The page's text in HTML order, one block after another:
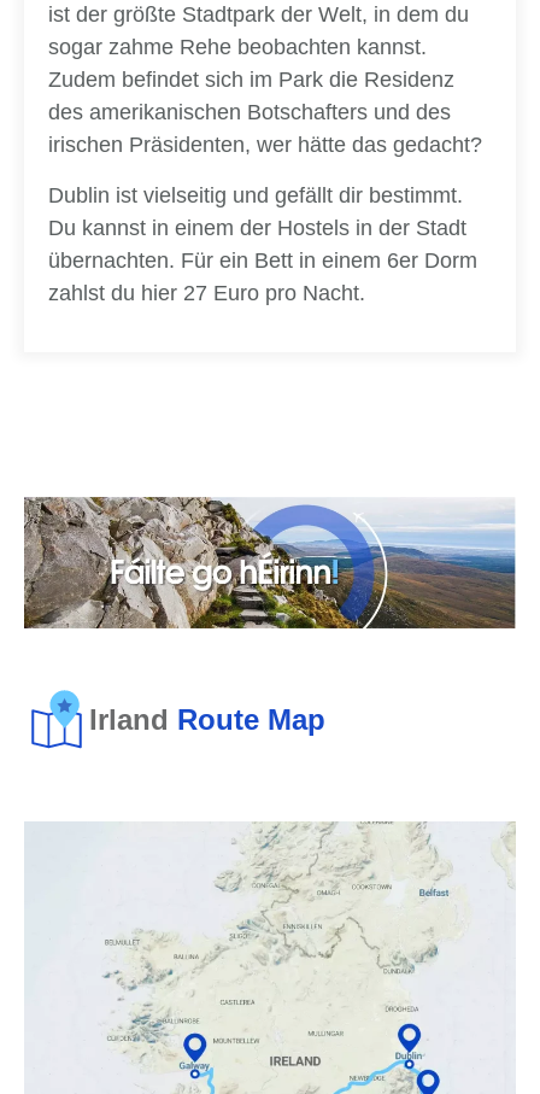
ist der größte Stadtpark der Welt, in dem du
sogar zahme Rehe beobachten kannst.
Zudem befindet sich im Park die Residenz
des amerikanischen Botschafters und des
irischen Präsidenten, wer hätte das gedacht?
Dublin ist vielseitig und gefällt dir bestimmt.
Du kannst in einem der Hostels in der Stadt
übernachten. Für ein Bett in einem 6er Dorm
zahlst du hier 27 Euro pro Nacht.
Irland Route Map